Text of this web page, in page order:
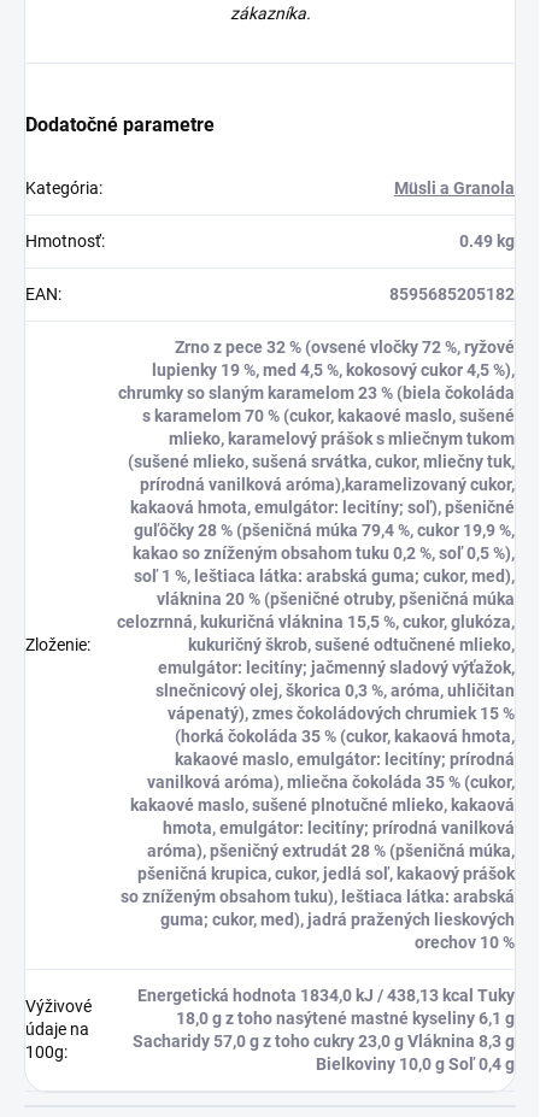
zákazníka.
Dodatočné parametre
Kategória: Müsli a Granola
Hmotnosť: 0.49 kg
EAN: 8595685205182
Zloženie:
Zrno z pece 32 % (ovsené vločky 72 %, ryžové
lupienky 19 %, med 4,5 %, kokosový cukor 4,5 %),
chrumky so slaným karamelom 23 % (biela čokoláda
s karamelom 70 % (cukor, kakaové maslo, sušené
mlieko, karamelový prášok s mliečnym tukom
(sušené mlieko, sušená srvátka, cukor, mliečny tuk,
prírodná vanilková aróma),karamelizovaný cukor,
kakaová hmota, emulgátor: lecitíny; soľ), pšeničné
guľôčky 28 % (pšeničná múka 79,4 %, cukor 19,9 %,
kakao so zníženým obsahom tuku 0,2 %, soľ 0,5 %),
soľ 1 %, leštiaca látka: arabská guma; cukor, med),
vláknina 20 % (pšeničné otruby, pšeničná múka
celozrnná, kukuričná vláknina 15,5 %, cukor, glukóza,
kukuričný škrob, sušené odtučnené mlieko,
emulgátor: lecitíny; jačmenný sladový výťažok,
slnečnicový olej, škorica 0,3 %, aróma, uhličitan
vápenatý), zmes čokoládových chrumiek 15 %
(horká čokoláda 35 % (cukor, kakaová hmota,
kakaové maslo, emulgátor: lecitíny; prírodná
vanilková aróma), mliečna čokoláda 35 % (cukor,
kakaové maslo, sušené plnotučné mlieko, kakaová
hmota, emulgátor: lecitíny; prírodná vanilková
aróma), pšeničný extrudát 28 % (pšeničná múka,
pšeničná krupica, cukor, jedlá soľ, kakaový prášok
so zníženým obsahom tuku), leštiaca látka: arabská
guma; cukor, med), jadrá pražených lieskových
orechov 10 %
Výživové
údaje na
100g:
Energetická hodnota 1834,0 kJ / 438,13 kcal Tuky
18,0 g z toho nasýtené mastné kyseliny 6,1 g
Sacharidy 57,0 g z toho cukry 23,0 g Vláknina 8,3 g
Bielkoviny 10,0 g Soľ 0,4 g